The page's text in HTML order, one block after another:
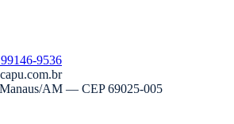
9536
Manaus/AM — CEP69025-005